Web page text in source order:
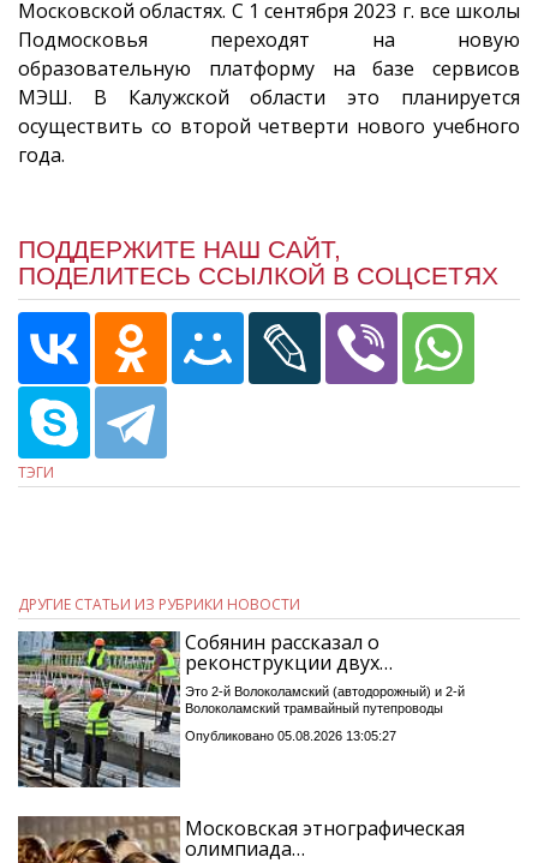
Московской областях. С 1 сентября 2023 г. все школы
Подмосковья переходят на новую
образовательную платформу на базе сервисов
МЭШ. В Калужской области это планируется
осуществить со второй четверти нового учебного
года.
ПОДДЕРЖИТЕ НАШ САЙТ,
ПОДЕЛИТЕСЬ ССЫЛКОЙ В СОЦСЕТЯХ
ТЭГИ
ДРУГИЕ СТАТЬИ ИЗ РУБРИКИ НОВОСТИ
Собянин рассказал о
реконструкции двух…
Это 2-й Волоколамский (автодорожный) и 2-й
Волоколамский трамвайный путепроводы
Опубликовано 05.08.2026 13:05:27
Московская этнографическая
олимпиада…